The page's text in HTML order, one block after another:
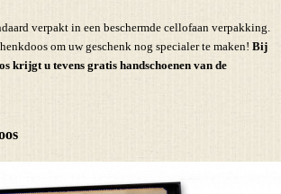
verpakt in een beschermde cellofaan verpakking.
om uw geschenk nog specialer te maken! Bij
krijgt u tevens gratis handschoenen van de